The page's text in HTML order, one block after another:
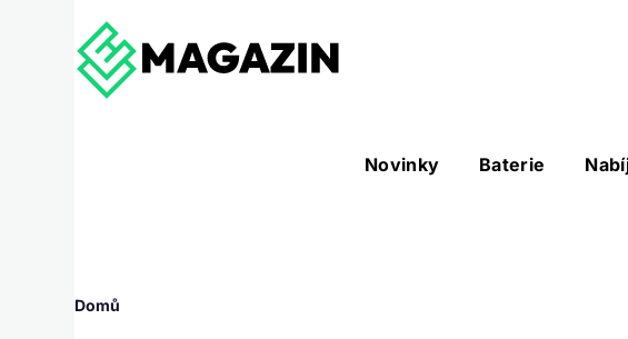
Hlavní
Novinky Baterie
Nástroje sub-navigation
Drobečková
Domů